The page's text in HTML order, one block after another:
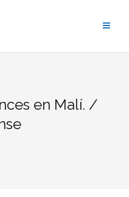
en Malí. /